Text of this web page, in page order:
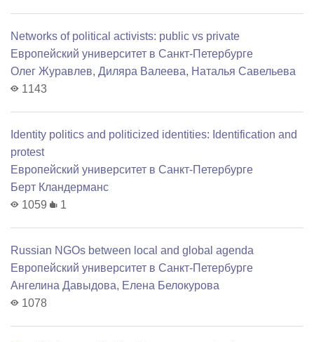
Networks of political activists: public vs private
Европейский университет в Санкт-Петербурге
Олег Журавлев, Диляра Валеева, Наталья Савельева
1143
Identity politics and politicized identities: Identification and
protest
Европейский университет в Санкт-Петербурге
Берт Кландерманс
1059
1
Russian NGOs between local and global agenda
Европейский университет в Санкт-Петербурге
Ангелина Давыдова, Елена Белокурова
1078